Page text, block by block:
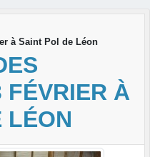
à Saint Pol de Léon
FÉVRIER À
LÉON